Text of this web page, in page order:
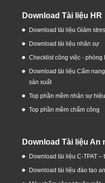
Download Tài liệu HR
Download tài liệu Giảm
Download tài liệu nhân sự
Checklist công việc - phòng
Download tài liệu Cẩm
sản xuất
Top phần mềm nhân sự
Top phần mềm chấm công
Download Tài liệu An
Download tài liệu C-TPAT
Download tài liệu đào tạo